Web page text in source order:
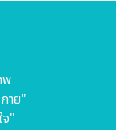
พ
าย"
"